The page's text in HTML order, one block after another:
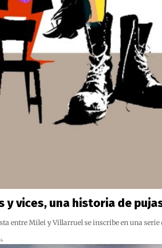
y vices, una historia de
entre Milei y Villarruel se inscribe en una